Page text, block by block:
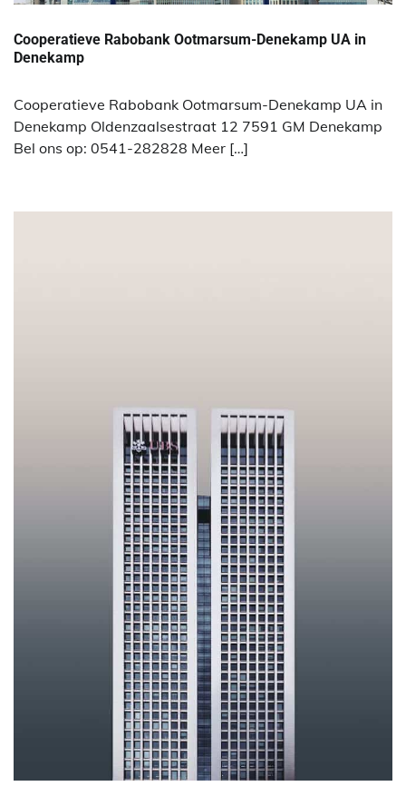
Cooperatieve Rabobank Ootmarsum-Denekamp UA in
Denekamp
Cooperatieve Rabobank Ootmarsum-Denekamp UA in
Denekamp Oldenzaalsestraat 12 7591 GM Denekamp
Bel ons op: 0541-282828 Meer […]